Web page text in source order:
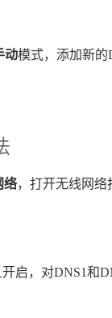
动模式，添加新的
络，打开无线网络
启，对DNS1和